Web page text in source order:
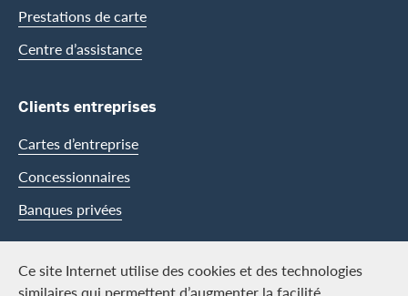
Ce site Internet utilise des cookies et des technologies
Prestations de carte
Centre d’assistance
Clients entreprises
Cartes d’entreprise
Concessionnaires
Banques privées
Swisscard